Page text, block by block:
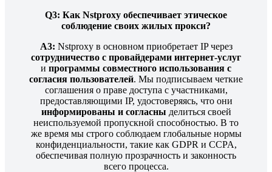
Q3: Как Nstproxy обеспечивает этическое
соблюдение своих жилых прокси?
A3: Nstproxy в основном приобретает IP через
сотрудничество с провайдерами интернет-услуг
и программы совместного использования с
согласия пользователей. Мы подписываем четкие
соглашения о праве доступа с участниками,
предоставляющими IP, удостоверяясь, что они
информированы и согласны делиться своей
неиспользуемой пропускной способностью. В то
же время мы строго соблюдаем глобальные нормы
конфиденциальности, такие как GDPR и CCPA,
обеспечивая полную прозрачность и законность
всего процесса.